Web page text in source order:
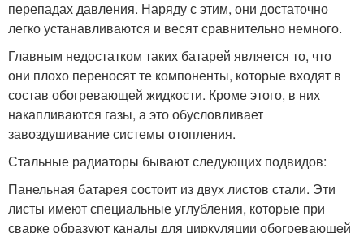
перепадах давления. Наряду с этим, они достаточно
легко устанавливаются и весят сравнительно немного.
Главным недостатком таких батарей является то, что
они плохо переносят те компоненты, которые входят в
состав обогревающей жидкости. Кроме этого, в них
накапливаются газы, а это обусловливает
завоздушивание системы отопления.
Стальные радиаторы бывают следующих подвидов:
Панельная батарея состоит из двух листов стали. Эти
листы имеют специальные углубления, которые при
сварке образуют каналы для циркуляции обогревающей